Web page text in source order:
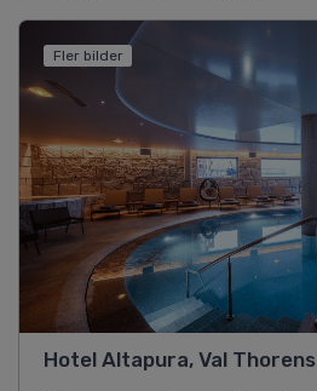
Fler bilder
Hotel Altapura, Val Thorens